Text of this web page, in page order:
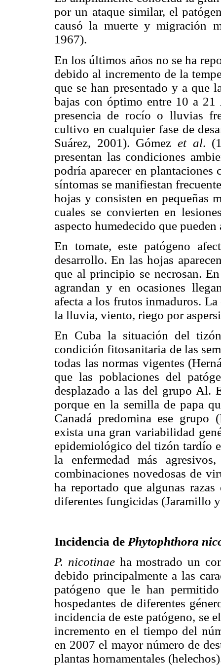
por un ataque similar, el
causó la muerte y migración
1967).
En los últimos años no se ha
debido al incremento de la
que se han presentado y a que
bajas con óptimo entre 10 a
presencia de rocío o lluvias
cultivo en cualquier fase de
Suárez, 2001). Gómez et al.
presentan las condiciones
podría aparecer en plantaciones
síntomas se manifiestan
hojas y consisten en pequeñas
cuales se convierten en
aspecto humedecido que
En tomate, este patógeno
desarrollo. En las hojas
que al principio se necrosan.
agrandan y en ocasiones
afecta a los frutos inmaduros.
la lluvia, viento, riego por
En Cuba la situación del
condición fitosanitaria de las
todas las normas vigentes
que las poblaciones del
desplazado a las del grupo Al.
porque en la semilla de papa
Canadá predomina ese
exista una gran variabilidad
epidemiológico del tizón tardío
la enfermedad más
combinaciones novedosas de
ha reportado que algunas
diferentes fungicidas (Jaramillo
Incidencia de Phytophthora
P. nicotinaeha mostrado un
debido principalmente a las
patógeno que le han
hospedantes de diferentes
incidencia de este patógeno, se
incremento en el tiempo del
en 2007 el mayor número de
plantas hornamentales